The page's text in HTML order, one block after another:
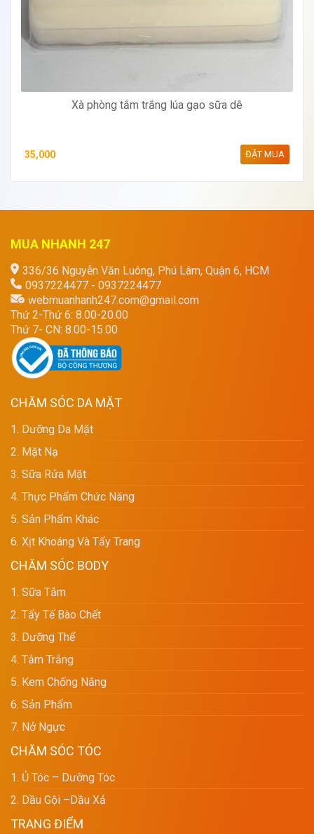
Xà phòng tắm trắng lúa gạo sữa dê
35,000 ĐẶT MUA
MUA NHANH 247
336/36 Nguyễn Văn Luông, Phú Lâm, Quận 6, HCM
0937224477 - 0937224477
webmuanhanh247.com@gmail.com
Thứ 2-Thứ 6: 8.00-20.00
Thứ 7- CN: 8.00-15.00
CHĂM SÓC DA MẶT
1. Dưỡng Da Mặt
2. Mặt Nạ
3. Sữa Rửa Mặt
4. Thực Phẩm Chức Năng
5. Sản Phẩm Khác
6. Xịt Khoáng Và Tẩy Trang
CHĂM SÓC BODY
1. Sữa Tắm
2. Tẩy Tế Bào Chết
3. Dưỡng Thể
4. Tắm Trắng
5. Kem Chống Nắng
6. Sản Phẩm
7. Nở Ngực
CHĂM SÓC TÓC
1. Ủ Tóc – Dưỡng Tóc
2. Dầu Gội –dầu Xả
TRANG ĐIỂM